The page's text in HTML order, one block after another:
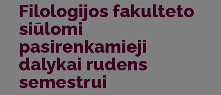
Filologijos fakulteto
siūlomi
pasirenkamieji
dalykai rudens
semestrui